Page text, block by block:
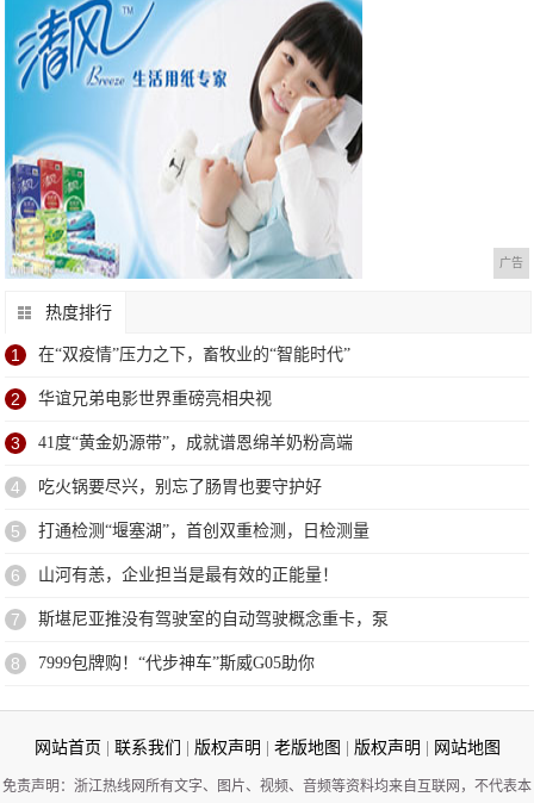
广告
热度排行
1 在“双疫情”压力之下，畜牧业的“智能时代”
2 华谊兄弟电影世界重磅亮相央视
3 41度“黄金奶源带”，成就谱恩绵羊奶粉高端
4 吃火锅要尽兴，别忘了肠胃也要守护好
5 打通检测“堰塞湖”，首创双重检测，日检测量
6 山河有恙，企业担当是最有效的正能量！
7 斯堪尼亚推没有驾驶室的自动驾驶概念重卡，泵
8 7999包牌购！“代步神车”斯威G05助你
网站首页 联系我们 版权声明 老版地图 版权声明 网站地图
免责声明：浙江热线网所有文字、图片、视频、音频等资料均来自互联网，不代表本